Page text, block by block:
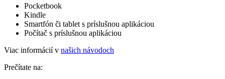
Pocketbook
Kindle
Smartfón či tablet s príslušnou aplikáciou
Počítač s príslušnou aplikáciou
Viac informácií v našich návodoch
Prečítate na: